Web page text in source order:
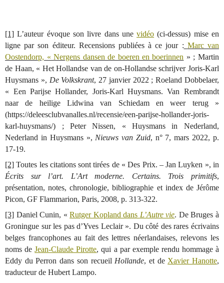
[1] L’auteur évoque son livre dans unevidéo (ci-dessus) mise en
ligne par son éditeur. Recensions publiées à ce jour : Marc van
Oostendorp, «Nergens dansen de boeren en boerinnen » ; Martin
de Haan, « Het Hollandse van de on-Hollandse schrijver Joris-Karl
Huysmans », De Volkskrant, 27 janvier 2022 ; Roeland Dobbelaer,
« Een Parijse Hollander, Joris-Karl Huysmans. Van Rembrandt
naar de heilige Lidwina van Schiedam en weer terug »
(https://deleesclubvanalles.nl/recensie/een-parijse-hollander-joris-
karl-huysmans/) ; Peter Nissen, « Huysmans in Nederland,
Nederland in Huysmans », Nieuws van Zuid, n° 7, mars 2022, p.
17-19.
[2] Toutes les citations sont tirées de « Des Prix. – Jan Luyken », in
Écrits sur l’art. L’Art moderne. Certains. Trois primitifs,
présentation, notes, chronologie, bibliographie et index de Jérôme
Picon, GF Flammarion, Paris, 2008, p. 313-322.
[3] Daniel Cunin, «Rutger Kopland dans L’Autre vie. De Bruges à
Groningue sur les pas d’Yves Leclair ». Du côté des rares écrivains
belges francophones au fait des lettres néerlandaises, relevons les
noms deJean-Claude Pirotte, qui a par exemple rendu hommage à
Eddy du Perron dans son recueil Hollande, et de Xavier Hanotte,
traducteur de Hubert Lampo.